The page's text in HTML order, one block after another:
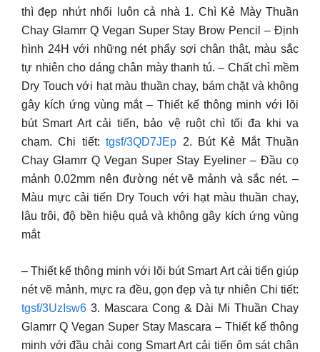
thì đẹp nhứt nhối luôn cả nhà 1. Chì Kẻ Mày Thuần
Chay Glamrr Q Vegan Super Stay Brow Pencil – Định
hình 24H với những nét phẩy sợi chân thật, màu sắc
tự nhiên cho dáng chân mày thanh tú. – Chất chì mềm
Dry Touch với hạt màu thuần chay, bám chặt và không
gây kích ứng vùng mắt – Thiết kế thông minh với lõi
bút Smart Art cải tiến, bảo vệ ruột chì tối đa khi va
chạm. Chi tiết:tgsf/3QD7JEp 2. Bút Kẻ Mắt Thuần
Chay Glamrr Q Vegan Super Stay Eyeliner – Đầu cọ
mảnh 0.02mm nên đường nét vẽ mảnh và sắc nét. –
Màu mực cải tiến Dry Touch với hạt màu thuần chay,
lâu trôi, độ bền hiệu quả và không gây kích ứng vùng
mắt
– Thiết kế thông minh với lõi bút Smart Art cải tiến giúp
nét vẽ mảnh, mực ra đều, gọn đẹp và tự nhiên Chi tiết:
tgsf/3UzIsw6 3. Mascara Cong & Dài Mi Thuần Chay
Glamrr Q Vegan Super Stay Mascara – Thiết kế thông
minh với đầu chải cong Smart Art cải tiến ôm sát chân